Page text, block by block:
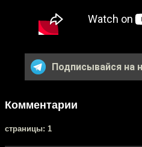
Подписывайся на
Комментарии
cтраницы: 1